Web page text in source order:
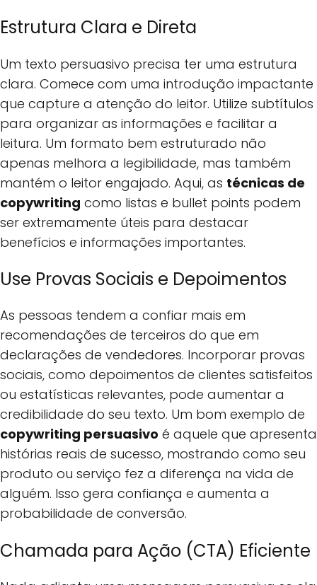
Estrutura Clara e Direta
Um texto persuasivo precisa ter uma estrutura
clara. Comece com uma introdução impactante
que capture a atenção do leitor. Utilize subtítulos
para organizar as informações e facilitar a
leitura. Um formato bem estruturado não
apenas melhora a legibilidade, mas também
mantém o leitor engajado. Aqui, as técnicas de
copywriting como listas e bullet points podem
ser extremamente úteis para destacar
benefícios e informações importantes.
Use Provas Sociais e Depoimentos
As pessoas tendem a confiar mais em
recomendações de terceiros do que em
declarações de vendedores. Incorporar provas
sociais, como depoimentos de clientes satisfeitos
ou estatísticas relevantes, pode aumentar a
credibilidade do seu texto. Um bom exemplo de
copywriting persuasivo é aquele que apresenta
histórias reais de sucesso, mostrando como seu
produto ou serviço fez a diferença na vida de
alguém. Isso gera confiança e aumenta a
probabilidade de conversão.
Chamada para Ação (CTA) Eficiente